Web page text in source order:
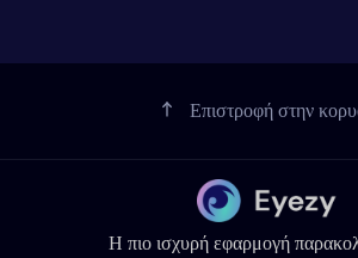
Επιστροφή στην
Η πιο ισχυρή εφαρμογή